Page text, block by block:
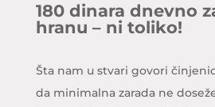
180 dinara dnevno
hranu – ni toliko!
Šta nam u stvari govori
da minimalna zarada ne